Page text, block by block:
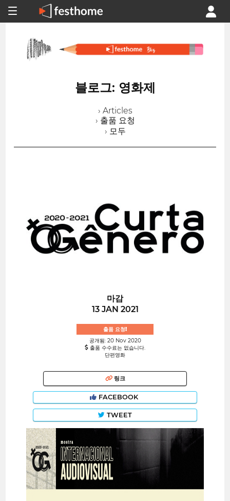
블로그: 영화제
› Articles
› 출품 요청
› 모두
마감
13 JAN 2021
출품 요청!
공개됨: 20 Nov 2020
출품 수수료는 없습니다.
단편영화
링크
FACEBOOK
TWEET